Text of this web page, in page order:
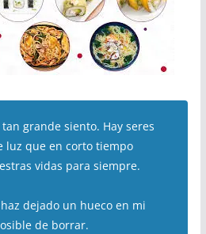
grande siento. Hay seres
luz que en corto tiempo
vidas para siempre.
dejado un hueco en mi
de borrar.